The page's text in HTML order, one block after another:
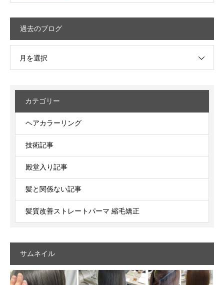
過去のブログ
月を選択
カテゴリー
ヘアカラーリング
技術記事
殿堂入り記事
髪と関係ない記事
髪質改善ストレートパーマ 縮毛矯正
サムネイル